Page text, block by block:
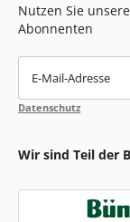
Nutzen Sie
Abonnenten
E-Mail-Adresse
Datenschutz
Wir sind Teil der